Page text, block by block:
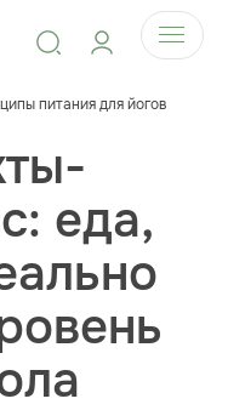
питания для йогов
еда,